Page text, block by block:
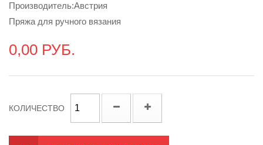
Производитель:Австрия
Пряжа для ручного вязания
0,00 РУБ.
КОЛИЧЕСТВО